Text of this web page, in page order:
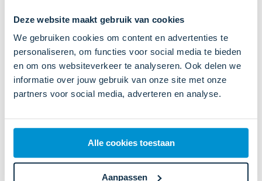
Deze website maakt gebruik van cookies
We gebruiken cookies om content en advertenties te
personaliseren, om functies voor social media te bieden
en om ons websiteverkeer te analyseren. Ook delen we
informatie over jouw gebruik van onze site met onze
partners voor social media, adverteren en analyse.
Alle cookies toestaan
Aanpassen
Tussen aanmeten en afleveren van je steunzolen
zit een periode van maximaal drie weken. Dit
heeft te maken met de droogtijd van de
gipsmallen.
controle-afspraak maken om de pasvorm en
functionaliteit te beoordelen.
Hoe kan ik mijn steunzolen